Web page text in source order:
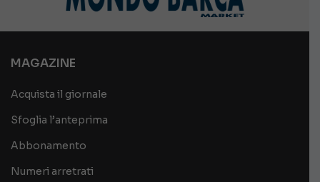
MAGAZINE
Acquista il giornale
Sfoglia l’anteprima
Abbonamento
Numeri arretrati